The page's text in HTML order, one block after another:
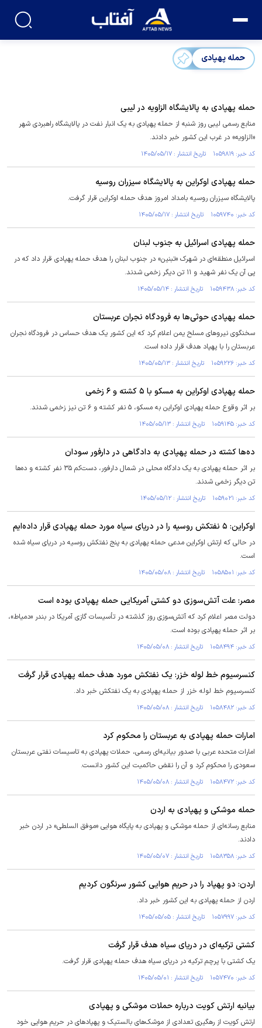
حمله پهپادی
حمله پهپادی به پالایشگاه الزاویه در لیبی
منابع رسمی لیبی روز شنبه از حمله پهپادی به یک انبار نفت در پالایشگاه راهبردی شهر
«الزاویه» در غرب این کشور خبر دادند.
کد خبر: ۱۰۵۹۸۱۹ تاریخ انتشار : ۱۴۰۵/۰۵/۱۷
حمله پهپادی اوکراین به پالایشگاه سیزران روسیه
پالایشگاه سیزران روسیه بامداد امروز هدف حمله اوکراین قرار گرفت.
کد خبر: ۱۰۵۹۷۴۰ تاریخ انتشار : ۱۴۰۵/۰۵/۱۷
حمله پهپادی اسرائیل به جنوب لبنان
اسرائیل منطقه‌ای در شهرک «تبنین» در جنوب لبنان را هدف حمله پهپادی قرار داد که در
پی آن یک نفر شهید و ۱۱ تن دیگر زخمی شدند.
کد خبر: ۱۰۵۹۴۳۸ تاریخ انتشار : ۱۴۰۵/۰۵/۱۴
حمله پهپادی حوثی‌ها به فرودگاه نجران عربستان
سخنگوی نیرو‌های مسلح یمن اعلام کرد که این کشور یک هدف حساس در فرودگاه نجران
عربستان را با پهپاد هدف قرار داده است.
کد خبر: ۱۰۵۹۲۲۶ تاریخ انتشار : ۱۴۰۵/۰۵/۱۳
حمله پهپادی اوکراین به مسکو با ۵ کشته و ۶ زخمی
بر اثر وقوع حمله پهپادی اوکراین به مسکو، ۵ نفر کشته و ۶ تن نیز زخمی شدند.
کد خبر: ۱۰۵۹۱۴۵ تاریخ انتشار : ۱۴۰۵/۰۵/۱۳
ده‌ها کشته در حمله پهپادی به دادگاهی در دارفور سودان
بر اثر حمله پهپادی به یک دادگاه محلی در شمال دارفور، دست‌کم ۳۵ نفر کشته و ده‌ها
تن دیگر زخمی شدند.
کد خبر: ۱۰۵۹۰۲۱ تاریخ انتشار : ۱۴۰۵/۰۵/۱۲
اوکراین: ۵ نفتکش روسیه را در دریای سیاه مورد حمله پهپادی قرار داده‌ایم
در حالی که ارتش اوکراین مدعی حمله پهپادی به پنج نفتکش روسیه در دریای سیاه شده
است.
کد خبر: ۱۰۵۸۵۰۱ تاریخ انتشار : ۱۴۰۵/۰۵/۰۸
مصر: علت آتش‌سوزی دو کشتی آمریکایی حمله پهپادی بوده است
دولت مصر اعلام کرد که آتش‌سوزی روز گذشته در تأسیسات گازی آمریکا در بندر «دمیاط»،
بر اثر حمله پهپادی بوده است.
کد خبر: ۱۰۵۸۴۹۴ تاریخ انتشار : ۱۴۰۵/۰۵/۰۸
کنسرسیوم خط لوله خزر: یک نفتکش مورد هدف حمله پهپادی قرار گرفت
کنسرسیوم خط لوله خزر از حمله پهپادی به یک نفتکش خبر داد.
کد خبر: ۱۰۵۸۴۸۲ تاریخ انتشار : ۱۴۰۵/۰۵/۰۸
امارات حمله پهپادی به عربستان را محکوم کرد
امارات متحده عربی با صدور بیانیه‌ای رسمی، حملات پهپادی به تاسیسات نفتی عربستان
سعودی را محکوم کرد و آن را نقض حاکمیت این کشور دانست.
کد خبر: ۱۰۵۸۴۷۲ تاریخ انتشار : ۱۴۰۵/۰۵/۰۸
حمله موشکی و پهپادی به اردن
منابع رسانه‌ای از حمله موشکی و پهپادی به پایگاه هوایی «موفق السلطی» در اردن خبر
دادند.
کد خبر: ۱۰۵۸۳۵۸ تاریخ انتشار : ۱۴۰۵/۰۵/۰۷
اردن: دو پهپاد را در حریم هوایی کشور سرنگون کردیم
اردن از حمله پهپادی به این کشور خبر داد.
کد خبر: ۱۰۵۷۹۹۷ تاریخ انتشار : ۱۴۰۵/۰۵/۰۵
کشتی ترکیه‌ای در دریای سیاه هدف قرار گرفت
یک کشتی با پرچم ترکیه در دریای سیاه هدف حمله پهپادی قرار گرفت.
کد خبر: ۱۰۵۷۴۷۰ تاریخ انتشار : ۱۴۰۵/۰۵/۰۱
بیانیه ارتش کویت درباره حملات موشکی و پهپادی
ارتش کویت از رهگیری تعدادی از موشک‌های بالستیک و پهپادهای در حریم هوایی خود